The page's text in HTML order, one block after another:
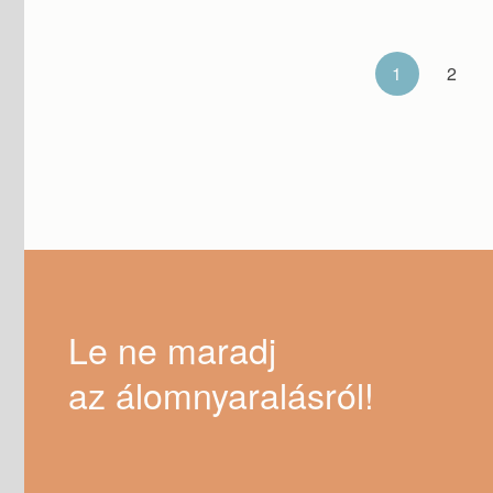
1 2
Le ne maradj
az álomnyaralásról!